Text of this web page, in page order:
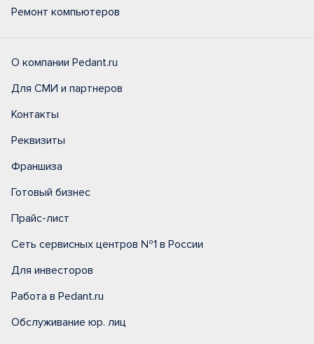
Ремонт компьютеров
О компании Pedant.ru
Для СМИ и партнеров
Контакты
Реквизиты
Франшиза
Готовый бизнес
Прайс-лист
Сеть сервисных центров №1 в России
Для инвесторов
Работа в Pedant.ru
Обслуживание юр. лиц